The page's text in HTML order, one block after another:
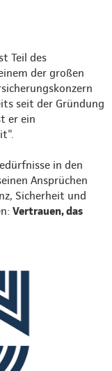
Teil des
der großen
seit der Gründung
er ein
in den
Ansprüchen
Sicherheit und
Vertrauen, das